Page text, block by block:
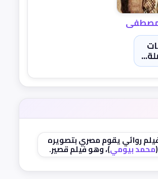
روائي يقوم مصري بتصويره
محمد بيومي)، وهو فيلم قصير.